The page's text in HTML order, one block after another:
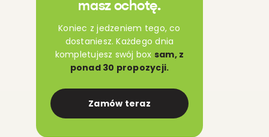
masz ochotę.
Koniec z jedzeniem tego, co
dostaniesz. Każdego dnia
kompletujesz swój box sam, z
ponad 30 propozycji.
Zamów teraz